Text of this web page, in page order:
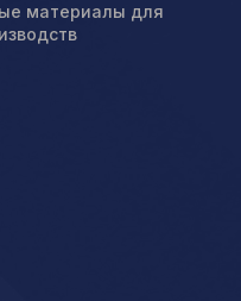
материалы для